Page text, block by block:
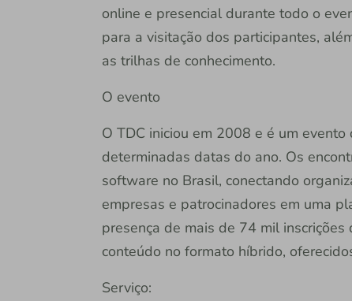
online e presencial durante todo o
para a visitação dos participantes,
as trilhas de conhecimento.
O evento
O TDC iniciou em 2008 e é um
determinadas datas do ano. Os
software no Brasil, conectando
empresas e patrocinadores em uma
presença de mais de 74 mil
conteúdo no formato híbrido,
Serviço: